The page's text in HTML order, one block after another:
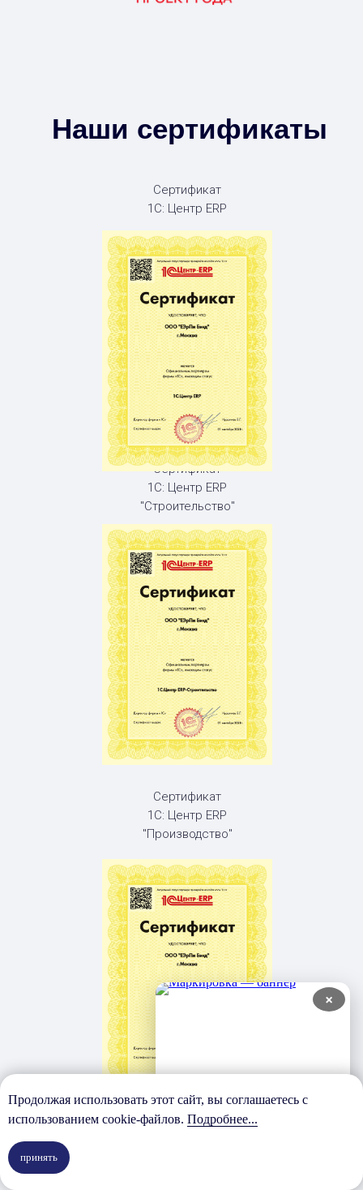
Наши сертификаты
Сертификат
1С: Центр ERP
"Производство"
Сертификат
1С: Центр ERP
Сертификат
1С: Центр ERP
"Строительство"
Сертификат
Продолжая использовать этот сайт, вы соглашаетесь с
использованием cookie-файлов. Подробнее...
принять
×